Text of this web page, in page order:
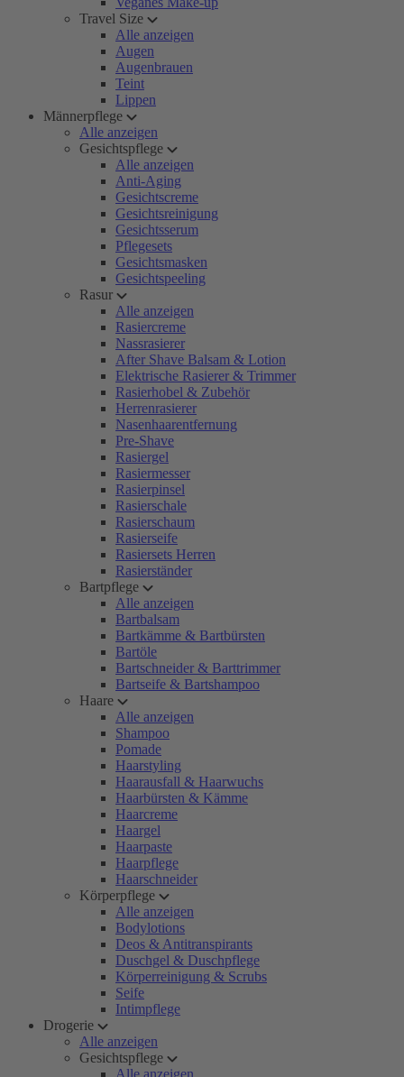
Travel Size
Alle anzeigen
Augen
Augenbrauen
Teint
Lippen
Männerpflege
Alle anzeigen
Gesichtspflege
Alle anzeigen
Anti-Aging
Gesichtscreme
Gesichtsreinigung
Gesichtsserum
Pflegesets
Gesichtsmasken
Gesichtspeeling
Rasur
Alle anzeigen
Rasiercreme
Nassrasierer
After Shave Balsam & Lotion
Elektrische Rasierer & Trimmer
Rasierhobel & Zubehör
Herrenrasierer
Nasenhaarentfernung
Pre-Shave
Rasiergel
Rasiermesser
Rasierpinsel
Rasierschale
Rasierschaum
Rasierseife
Rasiersets Herren
Rasierständer
Bartpflege
Alle anzeigen
Bartbalsam
Bartkämme & Bartbürsten
Bartöle
Bartschneider & Barttrimmer
Bartseife & Bartshampoo
Haare
Alle anzeigen
Shampoo
Pomade
Haarstyling
Haarausfall & Haarwuchs
Haarbürsten & Kämme
Haarcreme
Haargel
Haarpaste
Haarpflege
Haarschneider
Körperpflege
Alle anzeigen
Bodylotions
Deos & Antitranspirants
Duschgel & Duschpflege
Körperreinigung & Scrubs
Seife
Intimpflege
Drogerie
Alle anzeigen
Gesichtspflege
Alle anzeigen